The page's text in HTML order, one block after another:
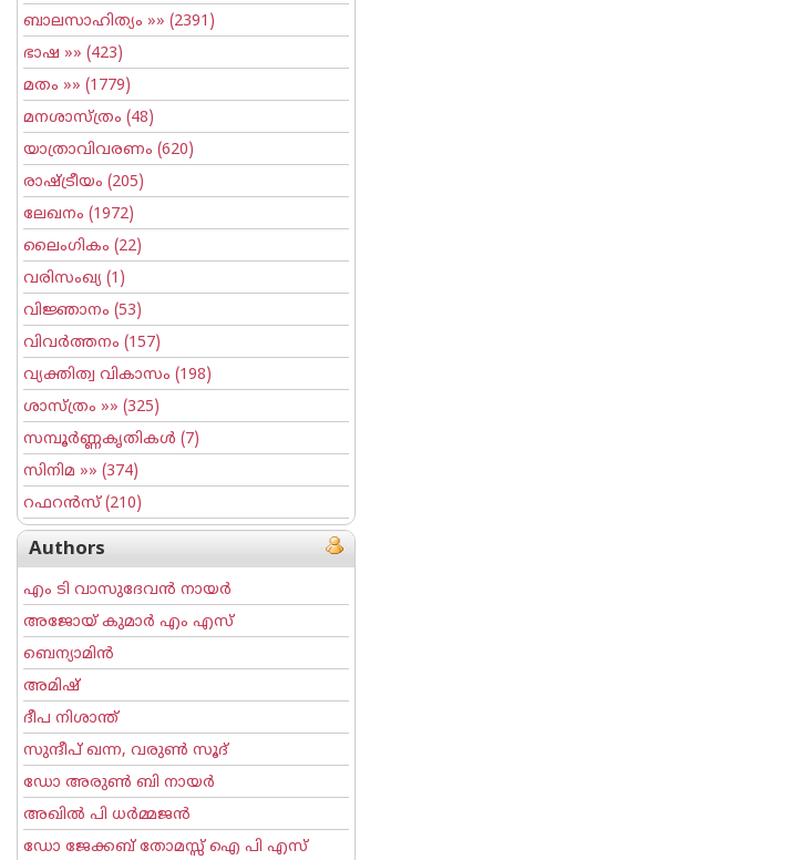
ബാലസാഹിത്യം »» (2391)
ഭാഷ »» (423)
മതം »» (1779)
മനശാസ്ത്രം (48)
യാത്രാവിവരണം (620)
രാഷ്ട്രീയം (205)
ലേഖനം (1972)
ലൈംഗികം (22)
വരിസംഖ്യ (1)
വിജ്ഞാനം (53)
വിവര്‍ത്തനം (157)
വ്യക്തിത്വ വികാസം (198)
ശാസ്ത്രം »» (325)
സമ്പൂര്‍ണ്ണകൃതികള്‍ (7)
സിനിമ »» (374)
റഫറന്‍സ്(210)
Authors
എം ടി വാസുദേവന്‍ നായര്‍
അജോയ് കുമാര്‍ എം എസ്
ബെന്യാമിന്‍
അമിഷ്
ദീപ നിശാന്ത്
സുന്ദീപ് ഖന്ന, വരുൺ സൂദ്
ഡോ അരുണ്‍ ബി നായര്‍
അഖില്‍ പി ധര്‍മ്മജന്‍
ഡോ ജേക്കബ് തോമസ്സ് ഐ പി എസ്